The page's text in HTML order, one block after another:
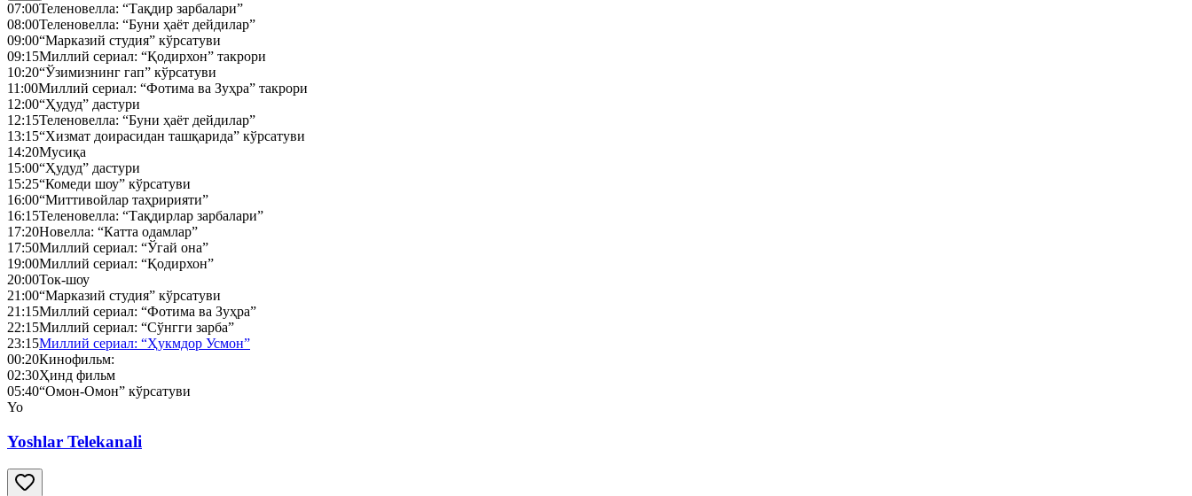
07:00Теленовелла: “Тақдир зарбалари”
08:00Теленовелла: “Буни ҳаёт дейдилар”
09:00“Марказий студия” кўрсатуви
09:15Миллий сериал: “Қодирхон” такрори
10:20“Ўзимизнинг гап” кўрсатуви
11:00Миллий сериал: “Фотима ва Зуҳра” такрори
12:00“Ҳудуд” дастури
12:15Теленовелла: “Буни ҳаёт дейдилар”
13:15“Хизмат доирасидан ташқарида” кўрсатуви
14:20Мусиқа
15:00“Ҳудуд” дастури
15:25“Комеди шоу” кўрсатуви
16:00“Миттивойлар таҳририяти”
16:15Теленовелла: “Тақдирлар зарбалари”
17:20Новелла: “Катта одамлар”
17:50Миллий сериал: “Ўгай она”
19:00Миллий сериал: “Қодирхон”
20:00Ток-шоу
21:00“Марказий студия” кўрсатуви
21:15Миллий сериал: “Фотима ва Зуҳра”
22:15Миллий сериал: “Сўнгги зарба”
23:15Миллий сериал: “Ҳукмдор Усмон”
00:20Кинофильм:
02:30Ҳинд фильм
05:40“Омон-Омон” кўрсатуви
Yo
Yoshlar Telekanali